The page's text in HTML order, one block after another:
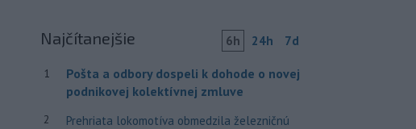
Najčítanejšie 6h 24h 7d
1
Pošta a odbory dospeli k dohode o novej
podnikovej kolektívnej zmluve
2
Prehriata lokomotíva obmedzila železničnú